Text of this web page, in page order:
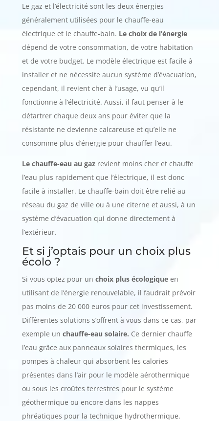
Le gaz et l’électricité sont les deux énergies
généralement utilisées pour le chauffe-eau
électrique et le chauffe-bain. Lechoix de l’énergie
dépend de votre consommation, de votre habitation
et de votre budget. Le modèle électrique est facile à
installer et ne nécessite aucun système d’évacuation,
cependant, il revient cher à l’usage, vu qu’il
fonctionne à l’électricité. Aussi, il faut penser à le
détartrer chaque deux ans pour éviter que la
résistante ne devienne calcareuse et qu’elle ne
consomme plus d’énergie pour chauffer l’eau.
Le chauffe-eau au gazrevient moins cher et chauffe
l’eau plus rapidement que l’électrique, il est donc
facile à installer. Le chauffe-bain doit être relié au
réseau du gaz de ville ou à une citerne et aussi, à un
système d’évacuation qui donne directement à
l’extérieur.
Et si j’optais pour un choix plus
écolo ?
Si vous optez pour un choix plus écologiqueen
utilisant de l’énergie renouvelable, il faudrait prévoir
pas moins de 20 000 euros pour cet investissement.
Différentes solutions s’offrent à vous dans ce cas, par
exemple un chauffe-eau solaire. Ce dernier chauffe
l’eau grâce aux panneaux solaires thermiques, les
pompes à chaleur qui absorbent les calories
présentes dans l’air pour le modèle aérothermique
ou sous les croûtes terrestres pour le système
géothermique ou encore dans les nappes
phréatiques pour la technique hydrothermique.